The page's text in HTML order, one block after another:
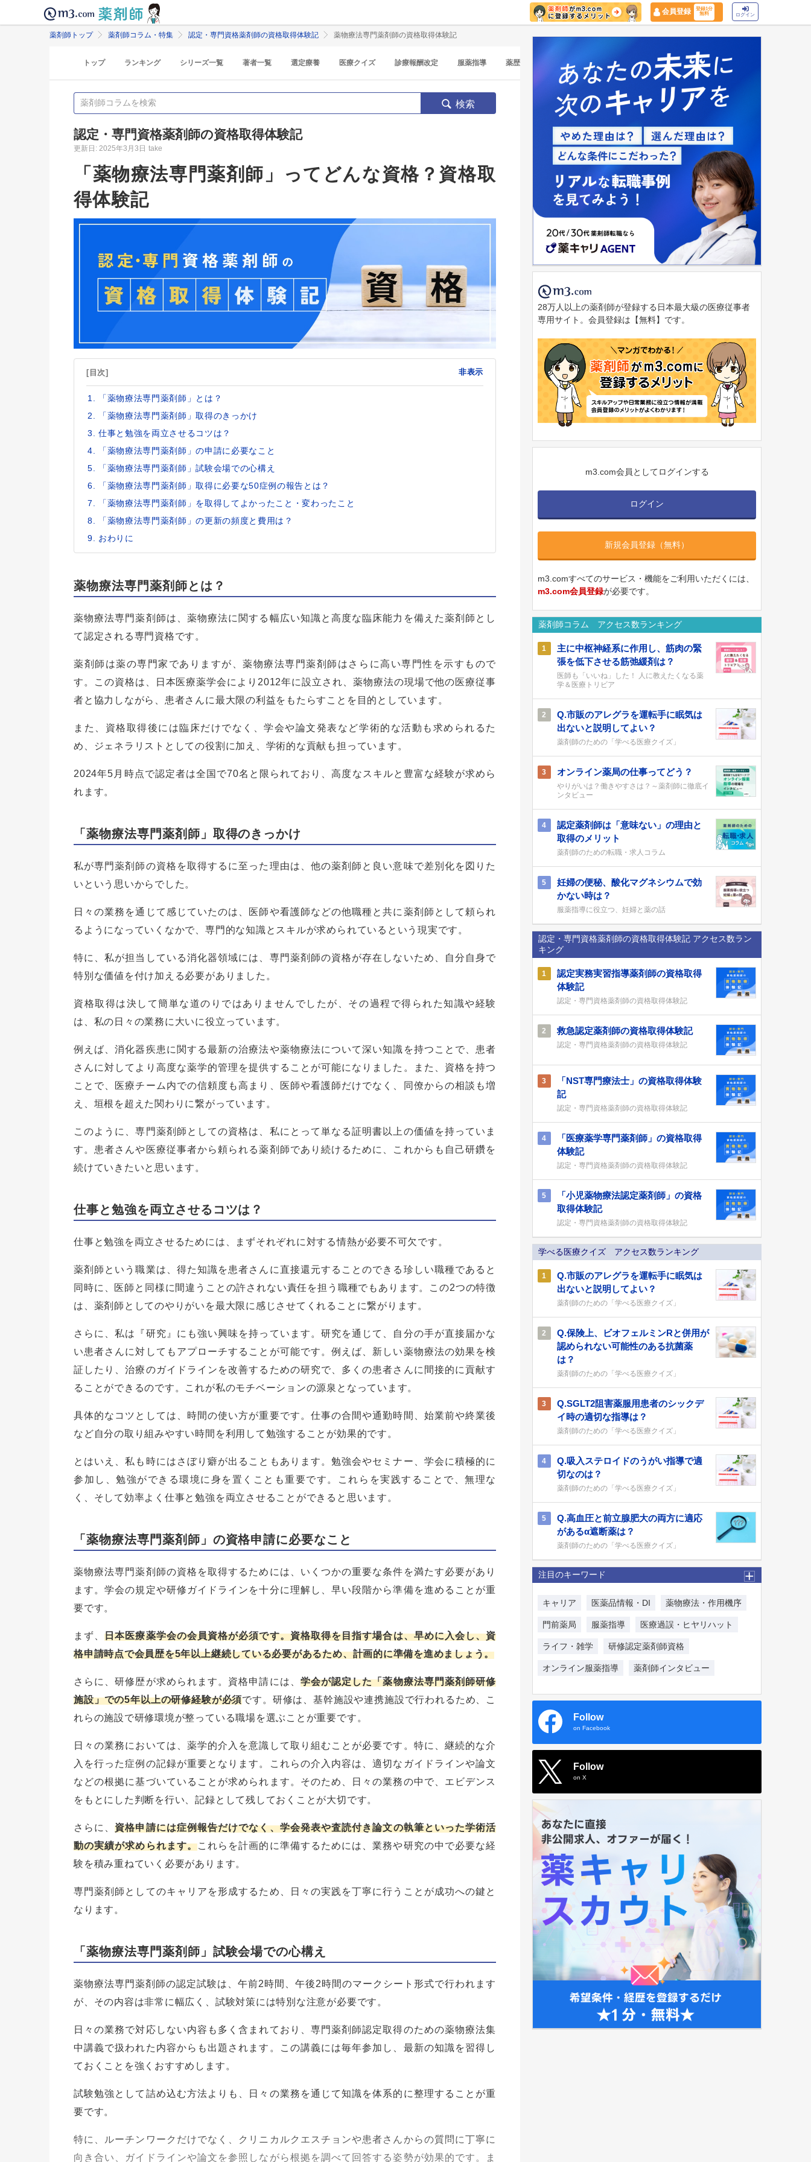
会員登録
登録1分
無料
ログイン
薬剤師トップ 薬剤師コラム・特集 認定・専門資格薬剤師の資格取得体験記 薬物療法専門薬剤師の資格取得体験記
トップ ランキング シリーズ一覧 著者一覧 選定療養 医療クイズ 診療報酬改定 服薬指導 薬歴 マイナ保険証
検索
認定・専門資格薬剤師の資格取得体験記
更新日: 2025年3月3日 take
「薬物療法専門薬剤師」ってどんな資格？資格取
得体験記
[目次] 非表示
「薬物療法専門薬剤師」とは？
「薬物療法専門薬剤師」取得のきっかけ
仕事と勉強を両立させるコツは？
「薬物療法専門薬剤師」の申請に必要なこと
「薬物療法専門薬剤師」試験会場での心構え
「薬物療法専門薬剤師」取得に必要な50症例の報告とは？
「薬物療法専門薬剤師」を取得してよかったこと・変わったこと
「薬物療法専門薬剤師」の更新の頻度と費用は？
おわりに
薬物療法専門薬剤師とは？
薬物療法専門薬剤師は、薬物療法に関する幅広い知識と高度な臨床能力を備えた薬剤師とし
て認定される専門資格です。
薬剤師は薬の専門家でありますが、薬物療法専門薬剤師はさらに高い専門性を示すもので
す。この資格は、日本医療薬学会により2012年に設立され、薬物療法の現場で他の医療従事
者と協力しながら、患者さんに最大限の利益をもたらすことを目的としています。
また、資格取得後には臨床だけでなく、学会や論文発表など学術的な活動も求められるた
め、ジェネラリストとしての役割に加え、学術的な貢献も担っています。
2024年5月時点で認定者は全国で70名と限られており、高度なスキルと豊富な経験が求めら
れます。
「薬物療法専門薬剤師」取得のきっかけ
私が専門薬剤師の資格を取得するに至った理由は、他の薬剤師と良い意味で差別化を図りた
いという思いからでした。
日々の業務を通じて感じていたのは、医師や看護師などの他職種と共に薬剤師として頼られ
るようになっていくなかで、専門的な知識とスキルが求められているという現実です。
特に、私が担当している消化器領域には、専門薬剤師の資格が存在しないため、自分自身で
特別な価値を付け加える必要がありました。
資格取得は決して簡単な道のりではありませんでしたが、その過程で得られた知識や経験
は、私の日々の業務に大いに役立っています。
例えば、消化器疾患に関する最新の治療法や薬物療法について深い知識を持つことで、患者
さんに対してより高度な薬学的管理を提供することが可能になりました。また、資格を持つ
ことで、医療チーム内での信頼度も高まり、医師や看護師だけでなく、同僚からの相談も増
え、垣根を超えた関わりに繋がっています。
このように、専門薬剤師としての資格は、私にとって単なる証明書以上の価値を持っていま
す。患者さんや医療従事者から頼られる薬剤師であり続けるために、これからも自己研鑽を
続けていきたいと思います。
仕事と勉強を両立させるコツは？
仕事と勉強を両立させるためには、まずそれぞれに対する情熱が必要不可欠です。
薬剤師という職業は、得た知識を患者さんに直接還元することのできる珍しい職種であると
同時に、医師と同様に間違うことの許されない責任を担う職種でもあります。この2つの特徴
は、薬剤師としてのやりがいを最大限に感じさせてくれることに繋がります。
さらに、私は『研究』にも強い興味を持っています。研究を通じて、自分の手が直接届かな
い患者さんに対してもアプローチすることが可能です。例えば、新しい薬物療法の効果を検
証したり、治療のガイドラインを改善するための研究で、多くの患者さんに間接的に貢献す
ることができるのです。これが私のモチベーションの源泉となっています。
具体的なコツとしては、時間の使い方が重要です。仕事の合間や通勤時間、始業前や終業後
など自分の取り組みやすい時間を利用して勉強することが効果的です。
とはいえ、私も時にはさぼり癖が出ることもあります。勉強会やセミナー、学会に積極的に
参加し、勉強ができる環境に身を置くことも重要です。これらを実践することで、無理な
く、そして効率よく仕事と勉強を両立させることができると思います。
「薬物療法専門薬剤師」の資格申請に必要なこと
薬物療法専門薬剤師の資格を取得するためには、いくつかの重要な条件を満たす必要があり
ます。学会の規定や研修ガイドラインを十分に理解し、早い段階から準備を進めることが重
要です。
まず、日本医療薬学会の会員資格が必須です。資格取得を目指す場合は、早めに入会し、資
格申請時点で会員歴を5年以上継続している必要があるため、計画的に準備を進めましょう。
さらに、研修歴が求められます。資格申請には、 学会が認定した「薬物療法専門薬剤師研修
施設」での5年以上の研修経験が必須です。研修は、基幹施設や連携施設で行われるため、こ
れらの施設で研修環境が整っている職場を選ぶことが重要です。
日々の業務においては、薬学的介入を意識して取り組むことが必要です。特に、継続的な介
入を行った症例の記録が重要となります。これらの介入内容は、適切なガイドラインや論文
などの根拠に基づいていることが求められます。そのため、日々の業務の中で、エビデンス
をもとにした判断を行い、記録として残しておくことが大切です。
さらに、資格申請には症例報告だけでなく、学会発表や査読付き論文の執筆といった学術活
動の実績が求められます。これらを計画的に準備するためには、業務や研究の中で必要な経
験を積み重ねていく必要があります。
専門薬剤師としてのキャリアを形成するため、日々の実践を丁寧に行うことが成功への鍵と
なります。
「薬物療法専門薬剤師」試験会場での心構え
薬物療法専門薬剤師の認定試験は、午前2時間、午後2時間のマークシート形式で行われます
が、その内容は非常に幅広く、試験対策には特別な注意が必要です。
日々の業務で対応しない内容も多く含まれており、専門薬剤師認定取得のための薬物療法集
中講義で扱われた内容からも出題されます。この講義には毎年参加し、最新の知識を習得し
ておくことを強くおすすめします。
試験勉強として詰め込む方法よりも、日々の業務を通じて知識を体系的に整理することが重
要です。
特に、ルーチンワークだけでなく、クリニカルクエスチョンや患者さんからの質問に丁寧に
向き合い、ガイドラインや論文を参照しながら根拠を調べて回答する姿勢が効果的です。ま
28万人以上の薬剤師が登録する日本最大級の医療従事者
専用サイト。会員登録は【無料】です。
m3.com会員としてログインする
ログイン
新規会員登録（無料）
m3.comすべてのサービス・機能をご利用いただくには、
m3.com会員登録が必要です。
薬剤師コラム アクセス数ランキング
1
主に中枢神経系に作用し、筋肉の緊
張を低下させる筋弛緩剤は？
医師も「いいね」した！ 人に教えたくなる薬
学＆医療トリビア
2
Q.市販のアレグラを運転手に眠気は
出ないと説明してよい？
薬剤師のための「学べる医療クイズ」
3 オンライン薬局の仕事ってどう？
やりがいは？働きやすさは？～薬剤師に徹底イ
ンタビュー
4
認定薬剤師は「意味ない」の理由と
取得のメリット
薬剤師のための転職・求人コラム
5
妊婦の便秘、酸化マグネシウムで効
かない時は？
服薬指導に役立つ、妊婦と薬の話
認定・専門資格薬剤師の資格取得体験記 アクセス数ラン
キング
1
認定実務実習指導薬剤師の資格取得
体験記
認定・専門資格薬剤師の資格取得体験記
2 救急認定薬剤師の資格取得体験記
認定・専門資格薬剤師の資格取得体験記
3
「NST専門療法士」の資格取得体験
記
認定・専門資格薬剤師の資格取得体験記
4
「医療薬学専門薬剤師」の資格取得
体験記
認定・専門資格薬剤師の資格取得体験記
5
「小児薬物療法認定薬剤師」の資格
取得体験記
認定・専門資格薬剤師の資格取得体験記
学べる医療クイズ アクセス数ランキング
1
Q.市販のアレグラを運転手に眠気は
出ないと説明してよい？
薬剤師のための「学べる医療クイズ」
2
Q.保険上、ビオフェルミンRと併用が
認められない可能性のある抗菌薬
は？
薬剤師のための「学べる医療クイズ」
3
Q.SGLT2阻害薬服用患者のシックデ
イ時の適切な指導は？
薬剤師のための「学べる医療クイズ」
4
Q.吸入ステロイドのうがい指導で適
切なのは？
薬剤師のための「学べる医療クイズ」
5
Q.高血圧と前立腺肥大の両方に適応
があるα遮断薬は？
薬剤師のための「学べる医療クイズ」
注目のキーワード
キャリア 医薬品情報・DI 薬物療法・作用機序
門前薬局 服薬指導 医療過誤・ヒヤリハット
ライフ・雑学 研修認定薬剤師資格
オンライン服薬指導 薬剤師インタビュー
Follow
on Facebook
Follow
on X